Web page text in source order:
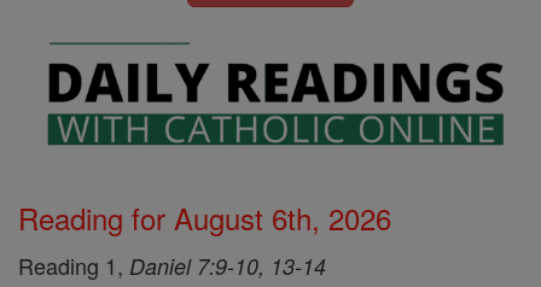
Reading for August 6th, 2026
Reading 1, Daniel 7:9-10, 13-14